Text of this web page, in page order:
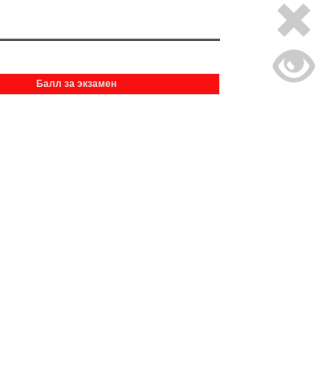
Балл за экзамен